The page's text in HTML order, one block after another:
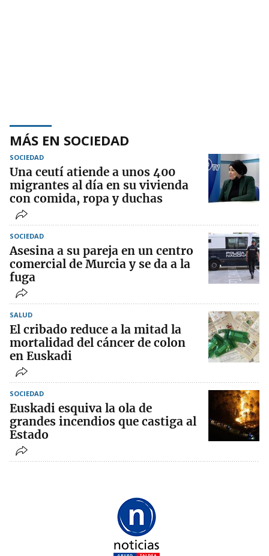
MÁS EN SOCIEDAD
SOCIEDAD
Una ceutí atiende a unos 400
migrantes al día en su vivienda
con comida, ropa y duchas
SOCIEDAD
Asesina a su pareja en un centro
comercial de Murcia y se da a la
fuga
SALUD
El cribado reduce a la mitad la
mortalidad del cáncer de colon
en Euskadi
SOCIEDAD
Euskadi esquiva la ola de
grandes incendios que castiga al
Estado